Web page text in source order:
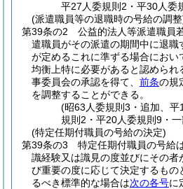
平27人委規則2・平30人委
(派遣職員等の退職時の号給の調
第39条の2
公益的法人等派遣職員
遣職員がその派遣の期間中に退
が定めるこれに準ずる場合にお
均衡上特に必要があると認められ
事委員会の承認を得て、 前条の規
を調整することができる。
(昭63人委規則3・追加、
規則2・平20人委規則9・
(特定任期付職員の号給の決定)
第39条の3
特定任期付職員の号給
識経験又は識見の度並びにその者
び重要の度に応じて決定するもの
るべき標準的な場合は次の各号に